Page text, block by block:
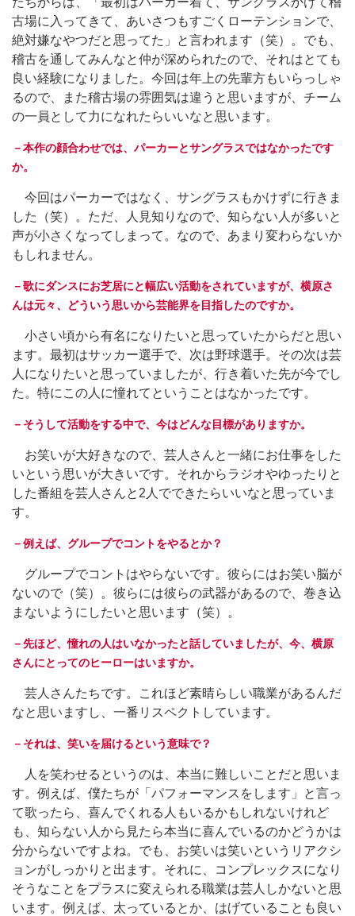
古場に入ってきて、あいさつもすごくローテンションで、
絶対嫌なやつだと思ってた」と言われます（笑）。でも、
稽古を通してみんなと仲が深められたので、それはとても
良い経験になりました。今回は年上の先輩方もいらっしゃ
るので、また稽古場の雰囲気は違うと思いますが、チーム
の一員として力になれたらいいなと思います。
－本作の顔合わせでは、パーカーとサングラスではなかったです
か。
今回はパーカーではなく、サングラスもかけずに行きま
した（笑）。ただ、人見知りなので、知らない人が多いと
声が小さくなってしまって。なので、あまり変わらないか
もしれません。
－歌にダンスにお芝居にと幅広い活動をされていますが、横原さ
んは元々、どういう思いから芸能界を目指したのですか。
小さい頃から有名になりたいと思っていたからだと思い
ます。最初はサッカー選手で、次は野球選手。その次は芸
人になりたいと思っていましたが、行き着いた先が今でし
た。特にこの人に憧れてということはなかったです。
－そうして活動をする中で、今はどんな目標がありますか。
お笑いが大好きなので、芸人さんと一緒にお仕事をした
いという思いが大きいです。それからラジオやゆったりと
した番組を芸人さんと2人でできたらいいなと思っていま
す。
－例えば、グループでコントをやるとか？
グループでコントはやらないです。彼らにはお笑い脳が
ないので（笑）。彼らには彼らの武器があるので、巻き込
まないようにしたいと思います（笑）。
－先ほど、憧れの人はいなかったと話していましたが、今、横原
さんにとってのヒーローはいますか。
芸人さんたちです。これほど素晴らしい職業があるんだ
なと思いますし、一番リスペクトしています。
－それは、笑いを届けるという意味で？
人を笑わせるというのは、本当に難しいことだと思いま
す。例えば、僕たちが「パフォーマンスをします」と言っ
て歌ったら、喜んでくれる人もいるかもしれないけれど
も、知らない人から見たら本当に喜んでいるのかどうかは
分からないですよね。でも、お笑いは笑いというリアクシ
ョンがしっかりと出ます。それに、コンプレックスになり
そうなことをプラスに変えられる職業は芸人しかないと思
います。例えば、太っているとか、はげていることも良い